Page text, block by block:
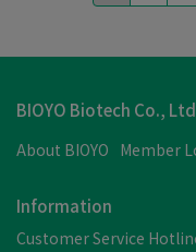
BIOYO Biotech Co., Ltd
About BIOYO Member
Information
Customer Service